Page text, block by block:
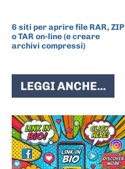
6 siti per aprire file RAR, ZIP
o TAR on-line (e creare
archivi compressi)
LEGGI ANCHE...